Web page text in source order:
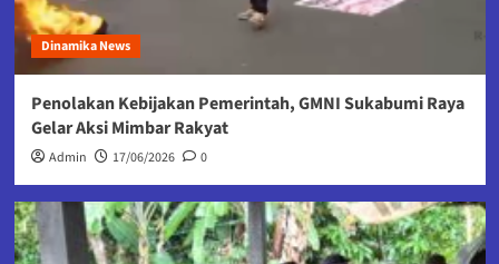
Dinamika News
Penolakan Kebijakan Pemerintah, GMNI Sukabumi Raya
Gelar Aksi Mimbar Rakyat
Admin 17/06/2026 0